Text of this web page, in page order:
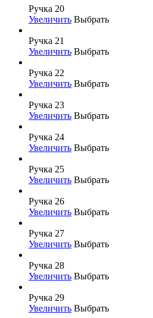
Ручка 20
Увеличить Выбрать
Ручка 21
Увеличить Выбрать
Ручка 22
Увеличить Выбрать
Ручка 23
Увеличить Выбрать
Ручка 24
Увеличить Выбрать
Ручка 25
Увеличить Выбрать
Ручка 26
Увеличить Выбрать
Ручка 27
Увеличить Выбрать
Ручка 28
Увеличить Выбрать
Ручка 29
Увеличить Выбрать